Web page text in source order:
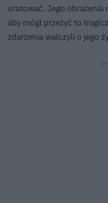
uratować. Jego obrażenia
aby mógł przeżyć to
zdarzenia walczyli o jego